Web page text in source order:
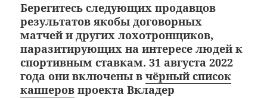
Берегитесь следующих продавцов
результатов якобы договорных
матчей и других лохотронщиков,
паразитирующих на интересе людей к
спортивным ставкам. 31 августа 2022
года они включены вчёрный список
капперов проекта Вкладер